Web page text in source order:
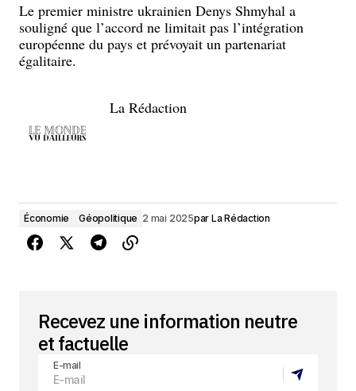
Le premier ministre ukrainien Denys Shmyhal a
souligné que l’accord ne limitait pas l’intégration
européenne du pays et prévoyait un partenariat
égalitaire.
La Rédaction
Économie Géopolitique 2 mai 2025par La Rédaction
Recevez une information neutre
et factuelle
E-mail